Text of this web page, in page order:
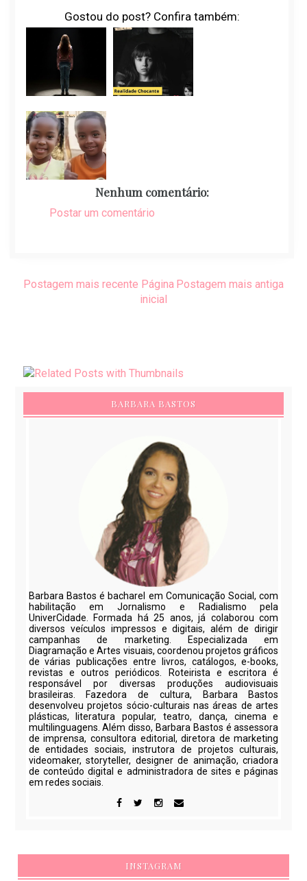
Gostou do post? Confira também:
Nenhum comentário:
Postar um comentário
Postagem mais recente Postagem mais antiga
Página
inicial
BARBARA BASTOS
Barbara Bastos é bacharel em Comunicação Social, com
habilitação em Jornalismo e Radialismo pela
UniverCidade. Formada há 25 anos, já colaborou com
diversos veículos impressos e digitais, além de dirigir
campanhas de marketing. Especializada em
Diagramação e Artes visuais, coordenou projetos gráficos
de várias publicações entre livros, catálogos, e-books,
revistas e outros periódicos. Roteirista e escritora é
responsável por diversas produções audiovisuais
brasileiras. Fazedora de cultura, Barbara Bastos
desenvolveu projetos sócio-culturais nas áreas de artes
plásticas, literatura popular, teatro, dança, cinema e
multilinguagens. Além disso, Barbara Bastos é assessora
de imprensa, consultora editorial, diretora de marketing
de entidades sociais, instrutora de projetos culturais,
videomaker, storyteller, designer de animação, criadora
de conteúdo digital e administradora de sites e páginas
em redes sociais.
INSTAGRAM